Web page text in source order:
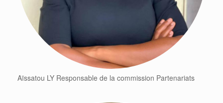
Aïssatou LY Responsable de la commission Partenariats